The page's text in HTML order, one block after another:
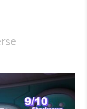
Action